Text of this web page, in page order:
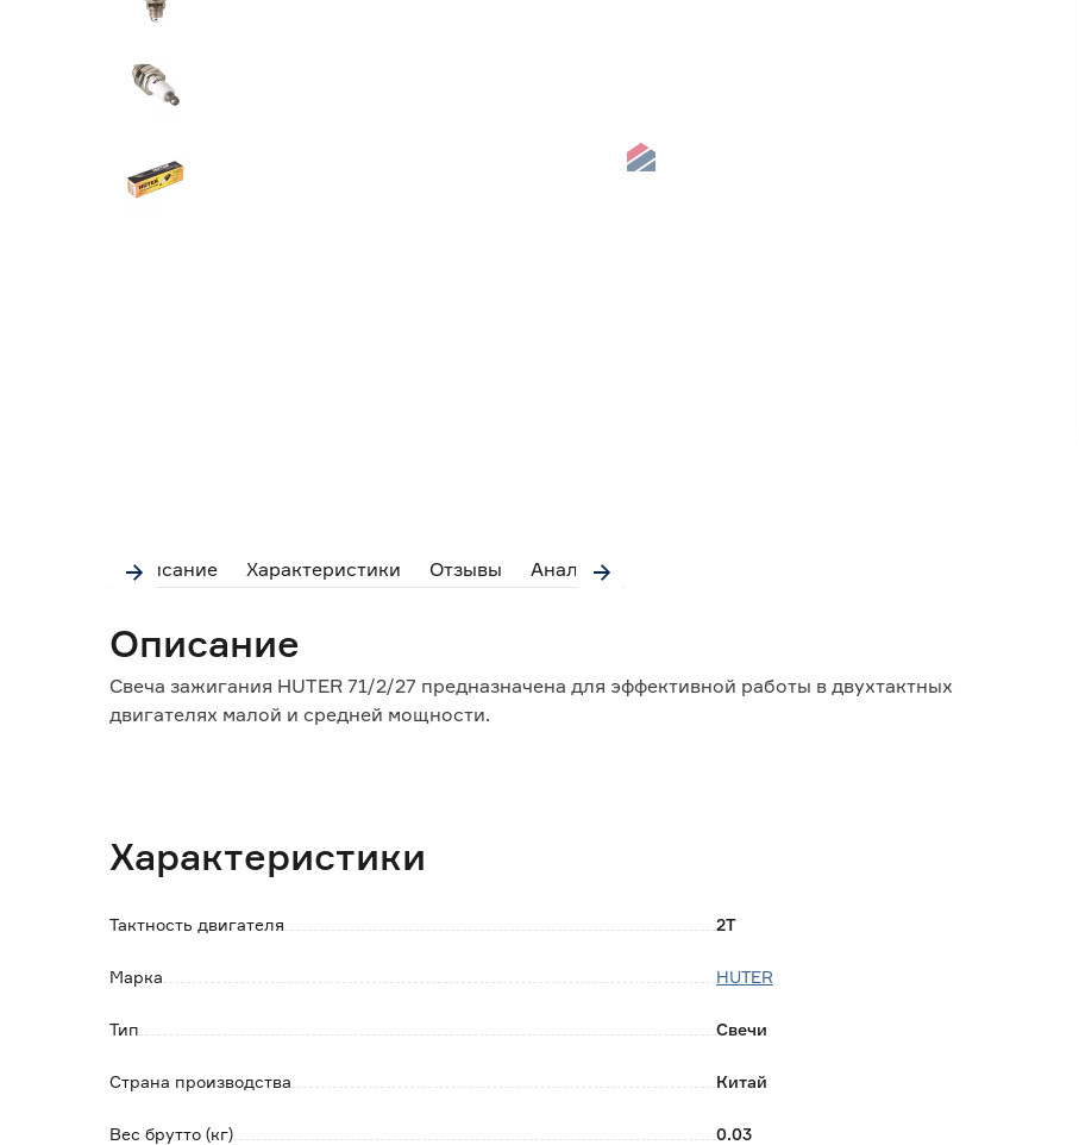
Описание Характеристики Отзывы Аналоги
Описание
Свеча зажигания HUTER 71/2/27 предназначена для эффективной работы в двухтактных
двигателях малой и средней мощности.
- качественная конструкция обеспечивает продолжительное функционирование без сбоев;
- легко устанавливается взамен вышедшей из строя свечи, не требуя специального
Характеристики
Тактность двигателя 2Т
Марка HUTER
Тип Свечи
Страна производства Китай
Вес брутто (кг) 0.03